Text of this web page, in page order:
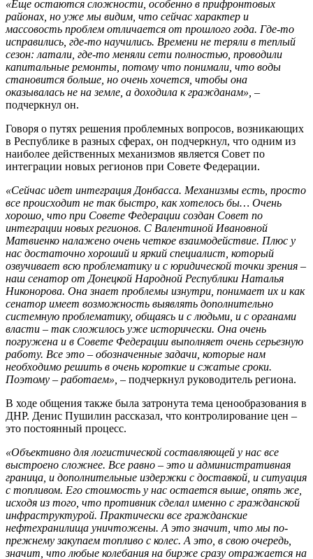
«Еще остаются сложности, особенно в прифронтовых
районах, но уже мы видим, что сейчас характер и
массовость проблем отличается от прошлого года. Где-то
исправились, где-то научились. Времени не теряли в теплый
сезон: латали, где-то меняли сети полностью, проводили
капитальные ремонты, потому что понимали, что воды
становится больше, но очень хочется, чтобы она
оказывалась не на земле, а доходила к гражданам», –
подчеркнул он.
Говоря о путях решения проблемных вопросов, возникающих
в Республике в разных сферах, он подчеркнул, что одним из
наиболее действенных механизмов является Совет по
интеграции новых регионов при Совете Федерации.
«Сейчас идет интеграция Донбасса. Механизмы есть, просто
все происходит не так быстро, как хотелось бы… Очень
хорошо, что при Совете Федерации создан Совет по
интеграции новых регионов. С Валентиной Ивановной
Матвиенко налажено очень четкое взаимодействие. Плюс у
нас достаточно хороший и яркий специалист, который
озвучивает всю проблематику и с юридической точки зрения –
наш сенатор от Донецкой Народной Республики Наталья
Никонорова. Она знает проблемы изнутри, понимает их и как
сенатор имеет возможность выявлять дополнительно
системную проблематику, общаясь и с людьми, и с органами
власти – так сложилось уже исторически. Она очень
погружена и в Совете Федерации выполняет очень серьезную
работу. Все это – обозначенные задачи, которые нам
необходимо решить в очень короткие и сжатые сроки.
Поэтому – работаем», – подчеркнул руководитель региона.
В ходе общения также была затронута тема ценообразования в
ДНР. Денис Пушилин рассказал, что контролирование цен –
это постоянный процесс.
«Объективно для логистической составляющей у нас все
выстроено сложнее. Все равно – это и административная
граница, и дополнительные издержки с доставкой, и ситуация
с топливом. Его стоимость у нас остается выше, опять же,
исходя из того, что противник сделал именно с гражданской
инфраструктурой. Практически все гражданские
нефтехранилища уничтожены. А это значит, что мы по-
прежнему закупаем топливо с колес. А это, в свою очередь,
значит, что любые колебания на бирже сразу отражается на